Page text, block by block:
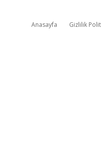
Anasayfa Gizlilik